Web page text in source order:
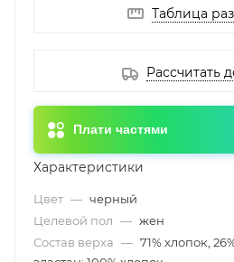
Таблица
Рассчитать
Плати частями
Характеристики
Цвет — черный
Целевой пол — жен
Состав верха — 71% хлопок,